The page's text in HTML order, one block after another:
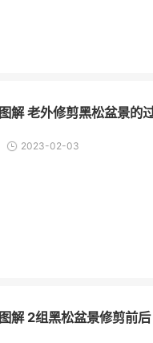
图解 老外修剪黑松盆景的
2023-02-03
图解 2组黑松盆景修剪前